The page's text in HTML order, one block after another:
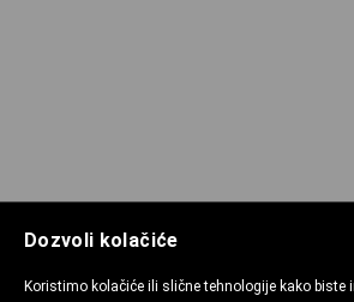
Dozvoli kolačiće
Koristimo kolačiće ili slične tehnologije kako biste